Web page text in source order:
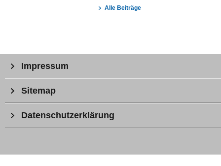
Alle Beiträge
Impressum
Sitemap
Datenschutzerklärung